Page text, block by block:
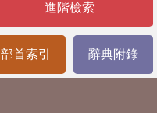
進階檢索
部首索引 辭典附錄